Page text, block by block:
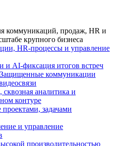
коммуникаций, продаж, HR и
крупного бизнеса
HR-процессы и управление
и AI-фиксация итогов встреч
Защищенные коммуникации
сквозная аналитика и
контуре
задачами
и управление
производительностью